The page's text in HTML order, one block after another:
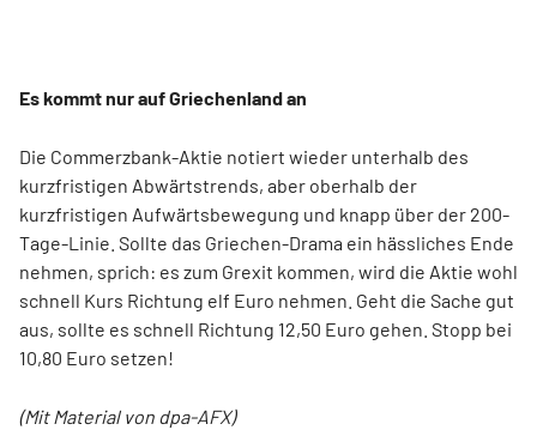
Es kommt nur auf Griechenland an
Die Commerzbank-Aktie notiert wieder unterhalb des
kurzfristigen Abwärtstrends, aber oberhalb der
kurzfristigen Aufwärtsbewegung und knapp über der 200-
Tage-Linie. Sollte das Griechen-Drama ein hässliches Ende
nehmen, sprich: es zum Grexit kommen, wird die Aktie wohl
schnell Kurs Richtung elf Euro nehmen. Geht die Sache gut
aus, sollte es schnell Richtung 12,50 Euro gehen. Stopp bei
10,80 Euro setzen!
(Mit Material von dpa-AFX)